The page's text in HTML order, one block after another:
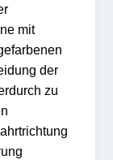
ne mit
idung der
durch zu